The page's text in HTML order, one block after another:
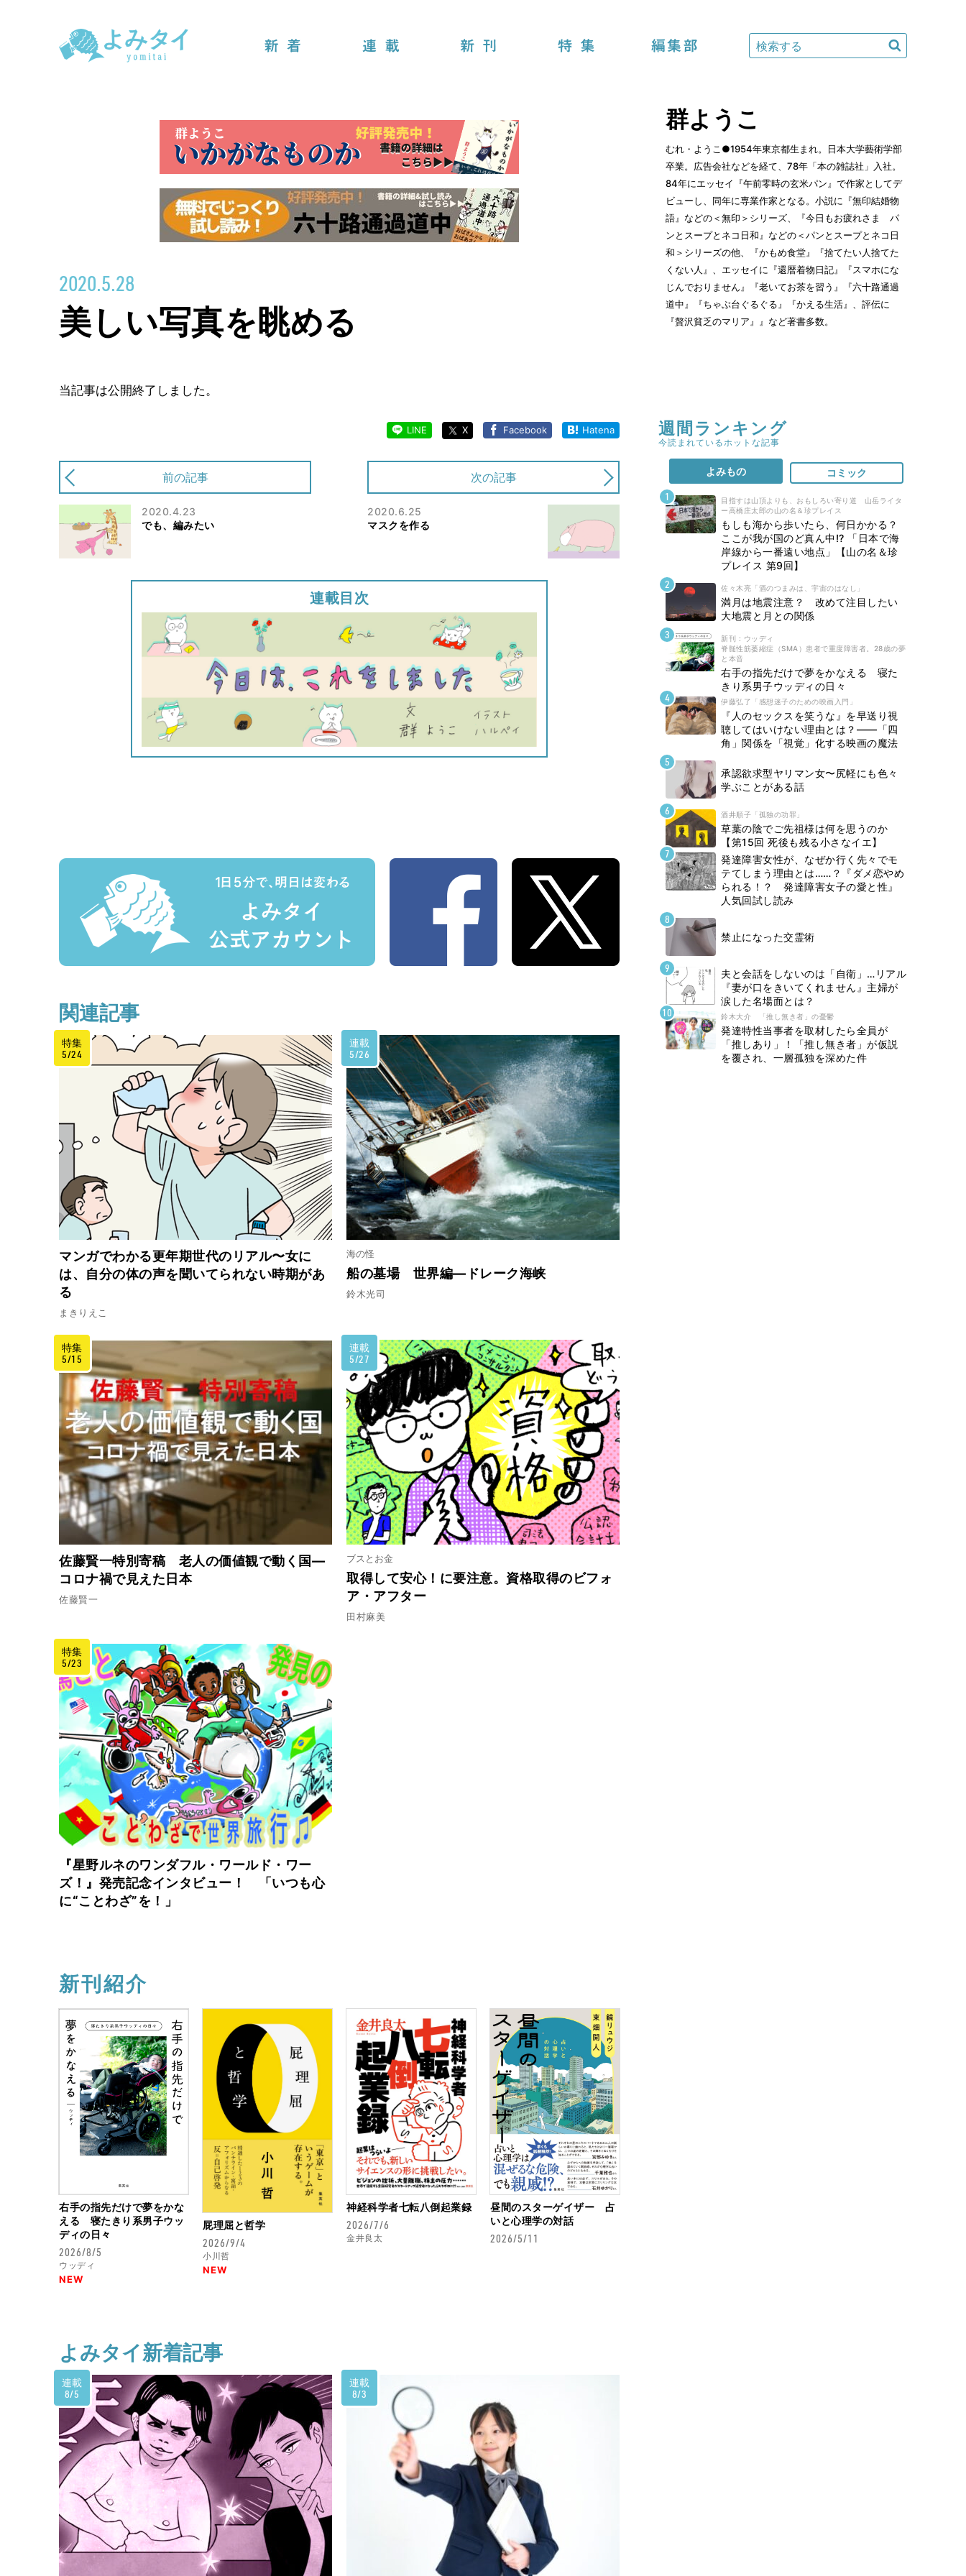
2020.5.28
美しい写真を眺める
当記事は公開終了しました。
LINE X Facebook Hatena
前の記事
2020.4.23
でも、編みたい
次の記事
2020.6.25
マスクを作る
連載目次
関連記事
特集
5/24
マンガでわかる更年期世代のリアル〜女に
は、自分の体の声を聞いてられない時期があ
る
まきりえこ
連載
5/26
海の怪
船の墓場 世界編―ドレーク海峡
鈴木光司
特集
5/15
佐藤賢一特別寄稿 老人の価値観で動く国—
コロナ禍で見えた日本
佐藤賢一
連載
5/27
ブスとお金
取得して安心！に要注意。資格取得のビフォ
ア・アフター
田村麻美
特集
5/23
『星野ルネのワンダフル・ワールド・ワー
ズ！』発売記念インタビュー！ 「いつも心
に“ことわざ”を！」
新刊紹介
右手の指先だけで夢をかな
える 寝たきり系男子ウッ
ディの日々
2026/8/5
ウッディ
NEW
屁理屈と哲学
2026/9/4
小川哲
NEW
神経科学者七転八倒起業録
2026/7/6
金井良太
昼間のスターゲイザー 占
いと心理学の対話
2026/5/11
よみタイ新着記事
連載
8/5
連載
8/3
群ようこ
むれ・ようこ●1954年東京都生まれ。日本大学藝術学部
卒業。広告会社などを経て、78年「本の雑誌社」入社。
84年にエッセイ『午前零時の玄米パン』で作家としてデ
ビューし、同年に専業作家となる。小説に『無印結婚物
語』などの＜無印＞シリーズ、『今日もお疲れさま パ
ンとスープとネコ日和』などの＜パンとスープとネコ日
和＞シリーズの他、『かもめ食堂』『捨てたい人捨てた
くない人』、エッセイに『還暦着物日記』『スマホにな
じんでおりません』『老いてお茶を習う』『六十路通過
道中』『ちゃぶ台ぐるぐる』『かえる生活』、評伝に
『贅沢貧乏のマリア』』など著書多数。
週間ランキング
今読まれているホットな記事
よみもの コミック
目指すは山頂よりも、おもしろい寄り道 山岳ライタ
ー高橋庄太郎の山の名＆珍プレイス
もしも海から歩いたら、何日かかる？
ここが我が国のど真ん中!? 「日本で海
岸線から一番遠い地点」【山の名＆珍
プレイス 第9回】
佐々木亮「酒のつまみは、宇宙のはなし」
満月は地震注意？ 改めて注目したい
大地震と月との関係
新刊 : ウッディ
脊髄性筋萎縮症（SMA）患者で重度障害者。28歳の夢
と本音
右手の指先だけで夢をかなえる 寝た
きり系男子ウッディの日々
伊藤弘了「感想迷子のための映画入門」
『人のセックスを笑うな』を早送り視
聴してはいけない理由とは？――「四
角」関係を「視覚」化する映画の魔法
承認欲求型ヤリマン女〜尻軽にも色々
学ぶことがある話
酒井順子「孤独の功罪」
草葉の陰でご先祖様は何を思うのか
【第15回 死後も残る小さなイエ】
発達障害女性が、なぜか行く先々でモ
テてしまう理由とは……？『ダメ恋やめ
られる！？ 発達障害女子の愛と性』
人気回試し読み
禁止になった交霊術
夫と会話をしないのは「自衛」…リアル
『妻が口をきいてくれません』主婦が
涙した名場面とは？
鈴木大介 「推し無き者」の憂鬱
発達特性当事者を取材したら全員が
「推しあり」！「推し無き者」が仮説
を覆され、一層孤独を深めた件